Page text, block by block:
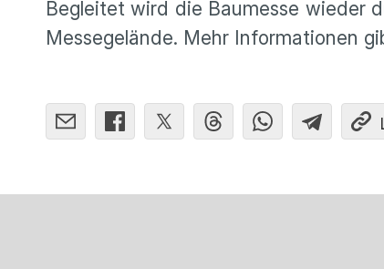
Begleitet wird die Baumesse wieder
Messegelände. Mehr Informationen